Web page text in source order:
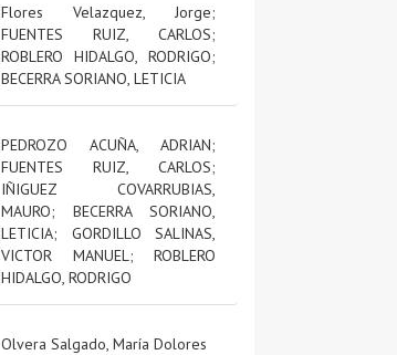
Flores Velazquez, Jorge;
FUENTES RUIZ, CARLOS;
ROBLERO HIDALGO, RODRIGO;
BECERRA SORIANO, LETICIA
PEDROZO ACUÑA, ADRIAN;
FUENTES RUIZ, CARLOS;
IÑIGUEZ COVARRUBIAS,
MAURO; BECERRA SORIANO,
LETICIA; GORDILLO SALINAS,
VICTOR MANUEL; ROBLERO
HIDALGO, RODRIGO
Olvera Salgado, María Dolores